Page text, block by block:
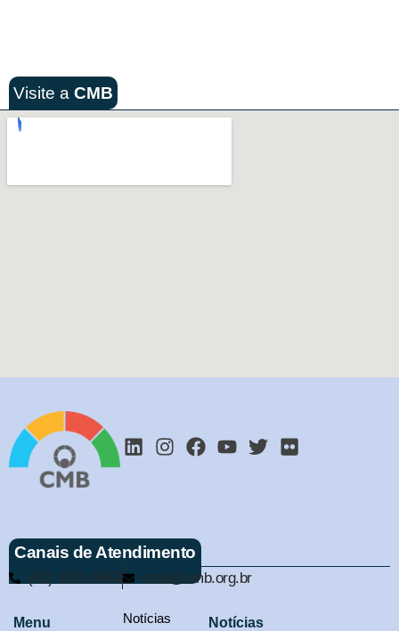
Visite a CMB
Canais de Atendimento
(61) 3321-9563 cmb@cmb.org.br
Menu
Notícias
Notícias